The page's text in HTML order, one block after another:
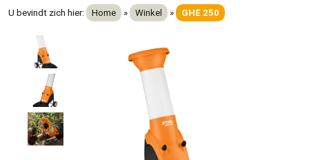
U bevindt zich hier: Home » Winkel » GHE 250